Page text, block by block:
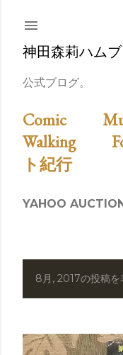
スキップし
神田森莉ハム
公式ブログ。
Comic
Walking
ト紀行
YAHOO
投
8月, 2017の投稿を